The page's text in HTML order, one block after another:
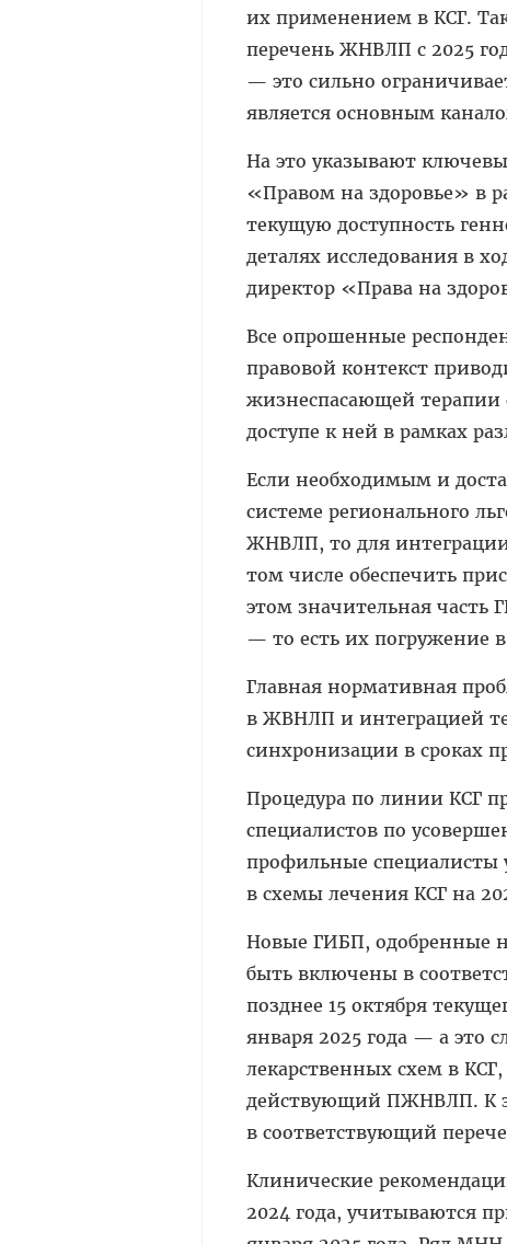
их применением в КСГ.
перечень ЖНВЛП с 2025
— это сильно
является основным
На это указывают
«Правом на здоровье» в
текущую доступность
деталях исследования в
директор «Права на
Все опрошенные
правовой контекст
жизнеспасающей
доступе к ней в рамках
Если необходимым и
системе регионального
ЖНВЛП, то для
том числе обеспечить
этом значительная часть
— то есть их погружение
Главная нормативная
в ЖВНЛП и интеграцией
синхронизации в сроках
Процедура по линии КСГ
специалистов по
профильные
в схемы лечения КСГ на
Новые ГИБП, одобренные
быть включены в
позднее 15 октября
января 2025 года — а это
лекарственных схем в
действующий ПЖНВЛП. К
в соответствующий
Клинические
2024 года, учитываются